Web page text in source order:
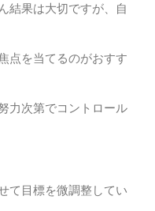
結果は大切ですが、自
点を当てるのがおすす
力次第でコントロール
て目標を微調整してい